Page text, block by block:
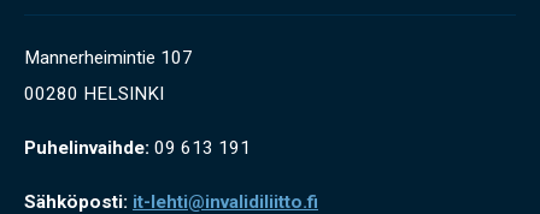
Mannerheimintie 107
00280 HELSINKI
Puhelinvaihde: 09 613 191
Sähköposti: it-lehti@invalidiliitto.fi